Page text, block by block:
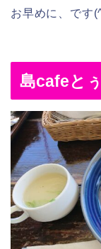
お早めに、です
島cafeと